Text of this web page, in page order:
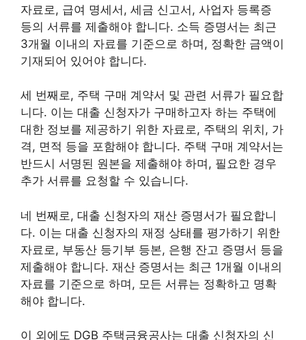
자료로, 급여 명세서, 세금 신고서, 사업자 등록증
등의 서류를 제출해야 합니다. 소득 증명서는 최근
3개월 이내의 자료를 기준으로 하며, 정확한 금액이
기재되어 있어야 합니다.
세 번째로, 주택 구매 계약서 및 관련 서류가 필요합
니다. 이는 대출 신청자가 구매하고자 하는 주택에
대한 정보를 제공하기 위한 자료로, 주택의 위치, 가
격, 면적 등을 포함해야 합니다. 주택 구매 계약서는
반드시 서명된 원본을 제출해야 하며, 필요한 경우
추가 서류를 요청할 수 있습니다.
네 번째로, 대출 신청자의 재산 증명서가 필요합니
다. 이는 대출 신청자의 재정 상태를 평가하기 위한
자료로, 부동산 등기부 등본, 은행 잔고 증명서 등을
제출해야 합니다. 재산 증명서는 최근 1개월 이내의
자료를 기준으로 하며, 모든 서류는 정확하고 명확
해야 합니다.
이 외에도 DGB 주택금융공사는 대출 신청자의 신